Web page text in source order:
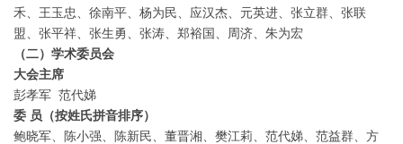
禾、王玉忠、徐南平、杨为民、应汉杰、元英进、张立群、张联
盟、张平祥、张生勇、张涛、郑裕国、周济、朱为宏
（二）学术委员会
大会主席
彭孝军 范代娣
委 员（按姓氏拼音排序）
鲍晓军、陈小强、陈新民、董晋湘、樊江莉、范代娣、范益群、方